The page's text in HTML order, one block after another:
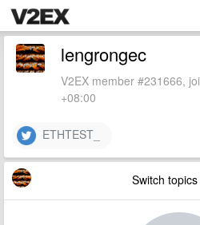
lengrongec
V2EX member #231666,
+08:00
ETHTEST_
Switch